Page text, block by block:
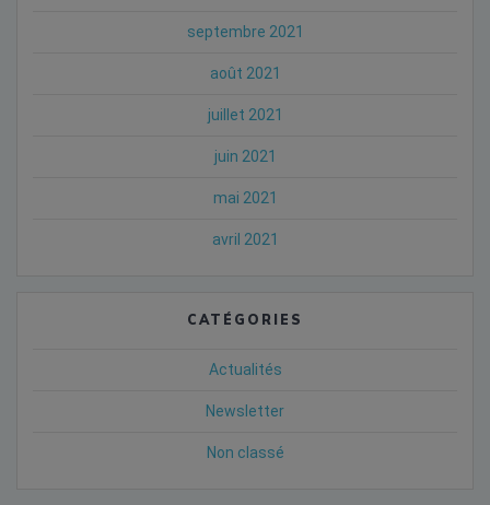
septembre 2021
août 2021
juillet 2021
juin 2021
mai 2021
avril 2021
CATÉGORIES
Actualités
Newsletter
Non classé